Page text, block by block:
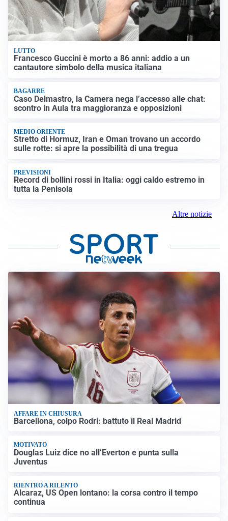
LUTTO
Francesco Guccini è morto a 86 anni: addio a un
cantautore simbolo della musica italiana
BAGARRE
Caso Delmastro, la Camera nega l’accesso alle chat:
scontro in Aula tra maggioranza e opposizioni
MEDIO ORIENTE
Stretto di Hormuz, Iran e Oman trovano un accordo
sulle rotte: si apre la possibilità di una tregua
PREVISIONI
Record di bollini rossi in Italia: oggi caldo estremo in
tutta la Penisola
Altre notizie
AFFARE IN CHIUSURA
Barcellona, colpo Rodri: battuto il Real Madrid
MOTIVATO
Douglas Luiz dice no all’Everton e punta sulla
Juventus
RIENTRO A RILENTO
Alcaraz, US Open lontano: la corsa contro il tempo
continua